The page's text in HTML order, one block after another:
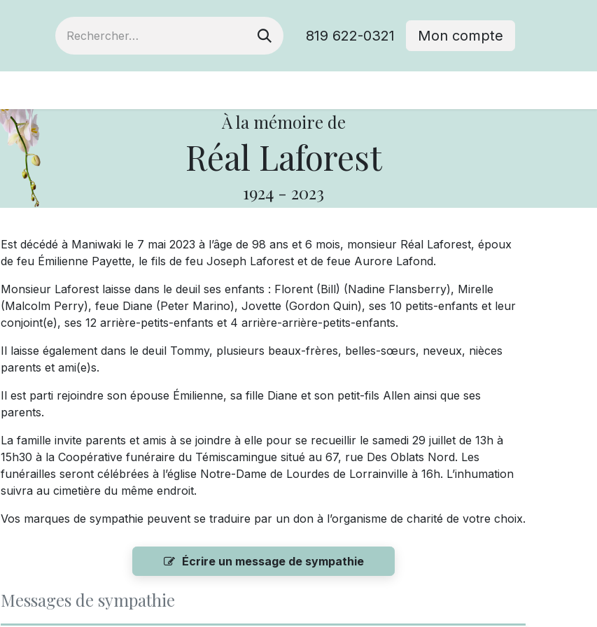
819 622-0321 Mon compte
À la mémoire de
Réal Laforest
1924 - 2023
Est décédé à Maniwaki le 7 mai 2023 à l’âge de 98 ans et 6 mois, monsieur Réal Laforest, époux
de feu Émilienne Payette, le fils de feu Joseph Laforest et de feue Aurore Lafond.
Monsieur Laforest laisse dans le deuil ses enfants : Florent (Bill) (Nadine Flansberry), Mirelle
(Malcolm Perry), feue Diane (Peter Marino), Jovette (Gordon Quin), ses 10 petits-enfants et leur
conjoint(e), ses 12 arrière-petits-enfants et 4 arrière-arrière-petits-enfants.
Il laisse également dans le deuil Tommy, plusieurs beaux-frères, belles-sœurs, neveux, nièces
parents et ami(e)s.
Il est parti rejoindre son épouse Émilienne, sa fille Diane et son petit-fils Allen ainsi que ses
parents.
La famille invite parents et amis à se joindre à elle pour se recueillir le samedi 29 juillet de 13h à
15h30 à la Coopérative funéraire du Témiscamingue situé au 67, rue Des Oblats Nord. Les
funérailles seront célébrées à l’église Notre-Dame de Lourdes de Lorrainville à 16h. L’inhumation
suivra au cimetière du même endroit.
Vos marques de sympathie peuvent se traduire par un don à l’organisme de charité de votre choix.
Écrire un message de sympathie
Messages de sympathie